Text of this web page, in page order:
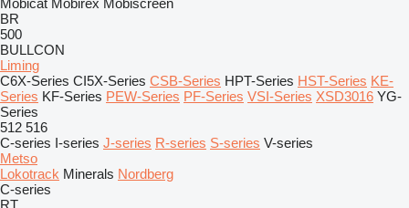
Mobicat Mobirex Mobiscreen
BR
500
BULLCON
Liming
C6X-Series CI5X-Series CSB-Series HPT-Series HST-Series KE-
Series KF-Series PEW-Series PF-Series VSI-Series XSD3016 YG-
Series
512 516
C-series I-series J-series R-series S-series V-series
Metso
Lokotrack Minerals Nordberg
C-series
RT